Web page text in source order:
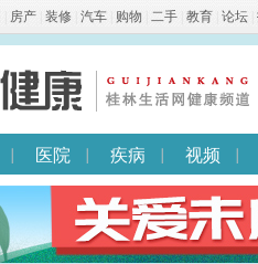
房产 装修 汽车 购物 二手 教育 论坛
医院 疾病 视频